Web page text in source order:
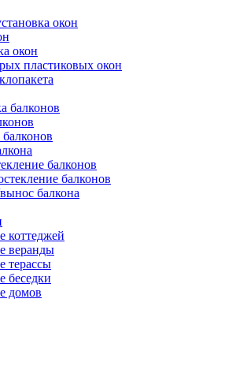
окон
окон
пластиковых окон
балконов
балконов
балконов
балкона
коттеджей
веранды
терассы
беседки
домов